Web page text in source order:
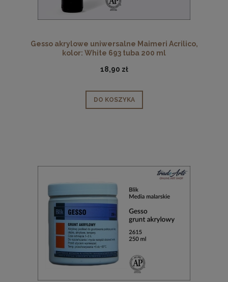
Gesso akrylowe uniwersalne Maimeri Acrilico,
kolor: White 693 tuba 200 ml
18,90 zł
DO KOSZYKA